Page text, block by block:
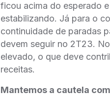
ficou acima do esperado
estabilizando. Já para o
continuidade de paradas
devem seguir no 2T23.
elevado, o que deve
receitas.
Mantemos a cautela